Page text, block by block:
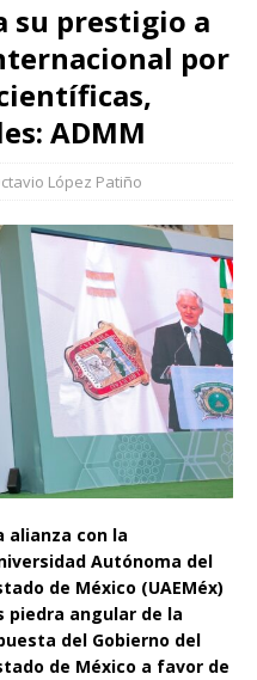
su prestigio a
por
ADMM
López Patiño
alianza con la
Autónoma del
de México (UAEMéx)
piedra angular de la
del Gobierno del
de México a favor de